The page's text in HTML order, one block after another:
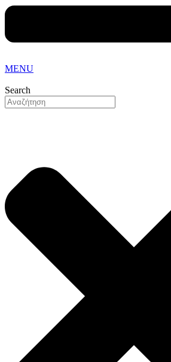
MENU
Search